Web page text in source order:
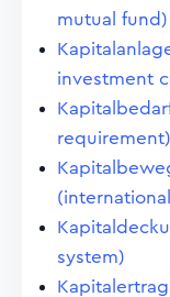
mutual fund)
investment
requirement)
system)